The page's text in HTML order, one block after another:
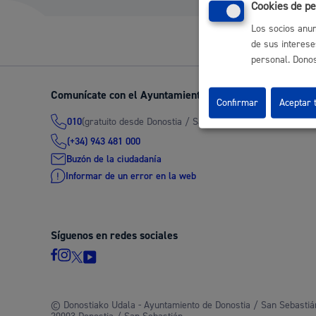
Participación ciudadana y asociacionismo
Deporte
La ciudad
Comunícate con el Ayuntamiento de Donostia / San
010(gratuito desde Donostia / San Sebastián)
(+34) 943 481 000
Buzón de la ciudadanía
Informar de un error en la web
Síguenos en redes sociales
© Donostiako Udala - Ayuntamiento de Donostia / San
Cookies de
Los socios
de sus
personal.
Confirmar Aceptar